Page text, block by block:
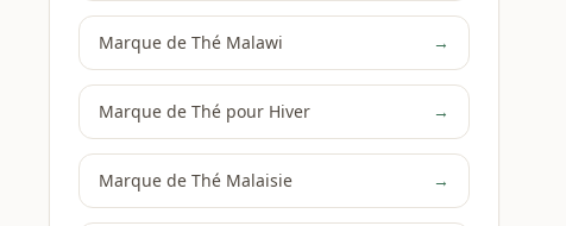
Marque de Thé Malawi →
Marque de Thé pour Hiver →
Marque de Thé Malaisie →